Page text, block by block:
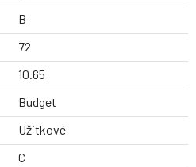
B
72
10.65
Budget
Užitkové
C